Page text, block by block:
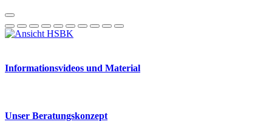
Informationsvideos und Material
Unser Beratungskonzept